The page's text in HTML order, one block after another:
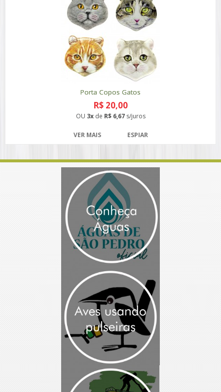
Porta Copos Gatos
R$ 20,00
OU 3xde R$ 6,67s/juros
VER MAIS ESPIAR